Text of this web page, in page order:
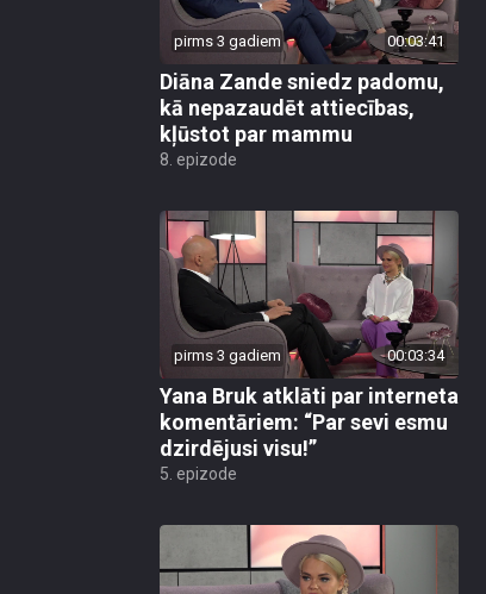
pirms 3 gadiem 00:03:41
Diāna Zande sniedz padomu,
kā nepazaudēt attiecības,
kļūstot par mammu
8. epizode
pirms 3 gadiem 00:03:34
Yana Bruk atklāti par interneta
komentāriem: “Par sevi esmu
dzirdējusi visu!”
5. epizode